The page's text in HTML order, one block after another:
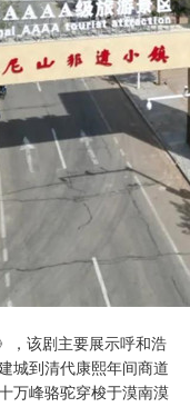
，该剧主要展示呼和浩
城到清代康熙年间商道
万峰骆驼穿梭于漠南漠